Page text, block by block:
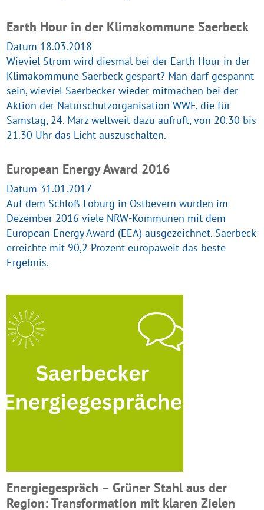
Earth Hour in der Klimakommune Saerbeck
Datum 18.03.2018
Wieviel Strom wird diesmal bei der Earth Hour in der
Klimakommune Saerbeck gespart? Man darf gespannt
sein, wieviel Saerbecker wieder mitmachen bei der
Aktion der Naturschutzorganisation WWF, die für
Samstag, 24. März weltweit dazu aufruft, von 20.30 bis
21.30 Uhr das Licht auszuschalten.
European Energy Award 2016
Datum 31.01.2017
Auf dem Schloß Loburg in Ostbevern wurden im
Dezember 2016 viele NRW-Kommunen mit dem
European Energy Award (EEA) ausgezeichnet. Saerbeck
erreichte mit 90,2 Prozent europaweit das beste
Ergebnis.
Energiegespräch – Grüner Stahl aus der
Region: Transformation mit klaren Zielen